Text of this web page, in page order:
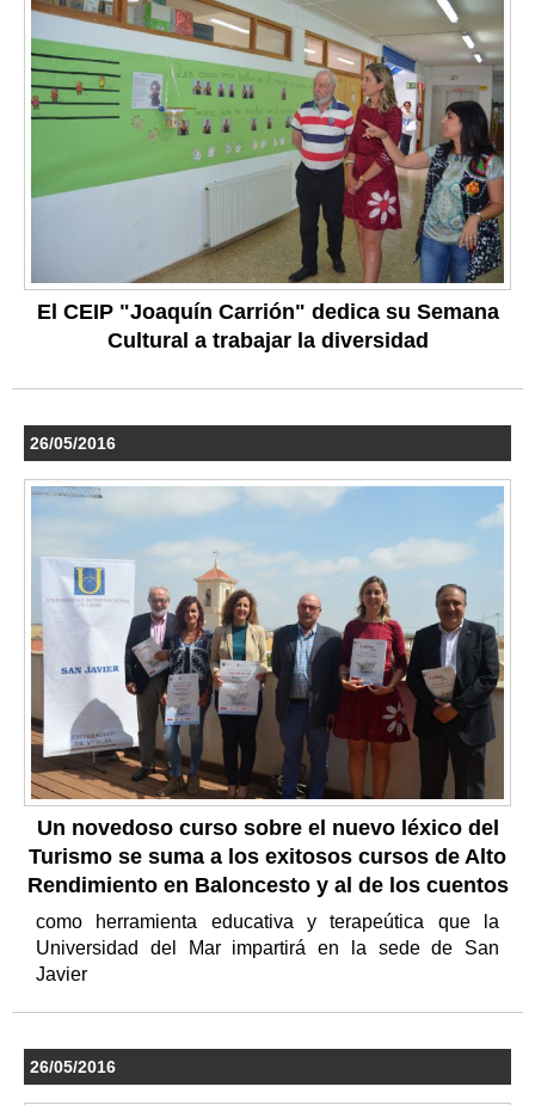
El CEIP "Joaquín Carrión" dedica su Semana
Cultural a trabajar la diversidad
26/05/2016
Un novedoso curso sobre el nuevo léxico del
Turismo se suma a los exitosos cursos de Alto
Rendimiento en Baloncesto y al de los cuentos
como herramienta educativa y terapeútica que la
Universidad del Mar impartirá en la sede de San
Javier
26/05/2016